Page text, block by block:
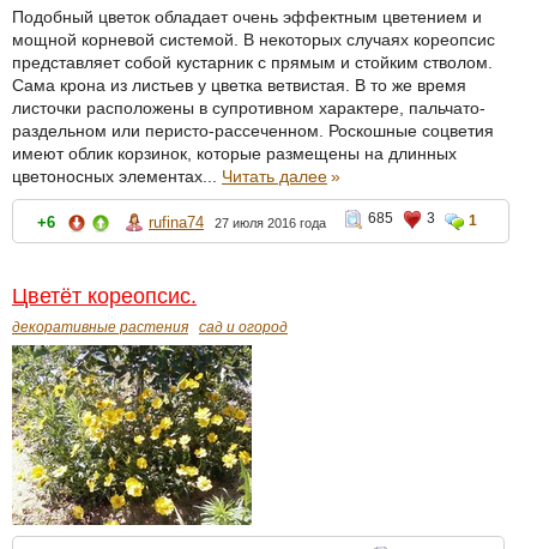
Подобный цветок обладает очень эффектным цветением и
мощной корневой системой. В некоторых случаях кореопсис
представляет собой кустарник с прямым и стойким стволом.
Сама крона из листьев у цветка ветвистая. В то же время
листочки расположены в супротивном характере, пальчато-
раздельном или перисто-рассеченном. Роскошные соцветия
имеют облик корзинок, которые размещены на длинных
цветоносных элементах... Читать далее»
+6 rufina74 27 июля 2016 года 685 3 1
Цветёт кореопсис.
декоративные растения сад и огород